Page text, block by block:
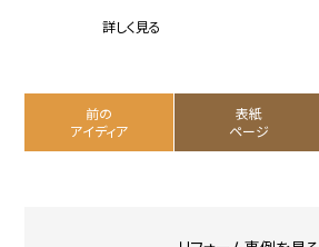
詳しく見る
前の
アイディア
表紙
ページ